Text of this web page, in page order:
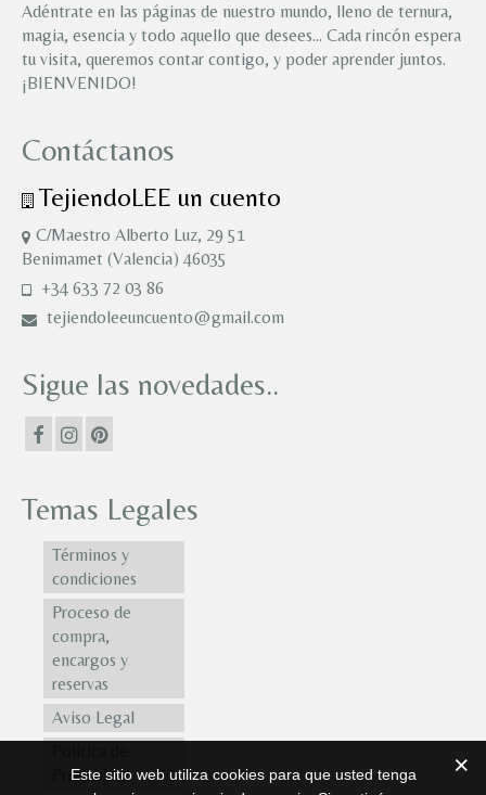
Adéntrate en las páginas de nuestro mundo, lleno de ternura,
magia, esencia y todo aquello que desees… Cada rincón espera
tu visita, queremos contar contigo, y poder aprender juntos.
¡BIENVENIDO!
Contáctanos
TejiendoLEE un cuento
C/Maestro Alberto Luz, 29 51
Benimamet (Valencia) 46035
+34 633 72 03 86
tejiendoleeuncuento@gmail.com
Sigue las novedades..
Temas Legales
Términos y
condiciones
Proceso de
compra,
encargos y
reservas
Aviso Legal
Privacidad
Este sitio web utiliza cookies para que usted tenga